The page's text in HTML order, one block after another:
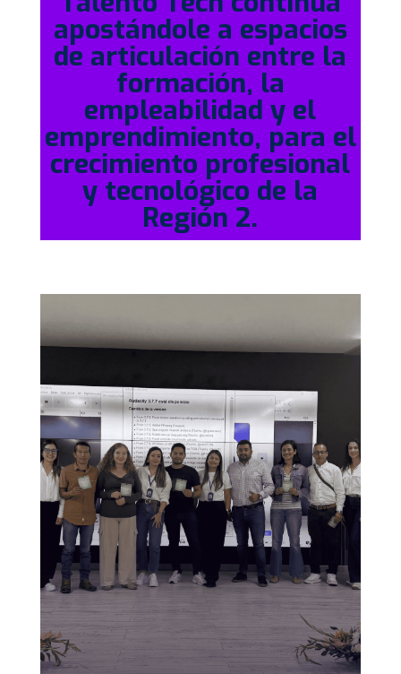
apostándole a espacios
de articulación entre la
formación, la
empleabilidad y el
emprendimiento, para el
crecimiento profesional
y tecnológico de la
Región 2.